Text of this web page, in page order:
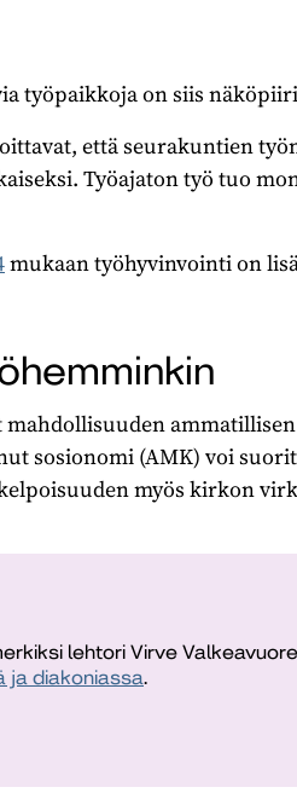
työpaikkoja on siis
että seurakuntien
Työajaton työ tuo
mukaan työhyvinvointi on
sosionomi (AMK) voi
myös kirkon
lehtori Virve
ja diakoniassa.